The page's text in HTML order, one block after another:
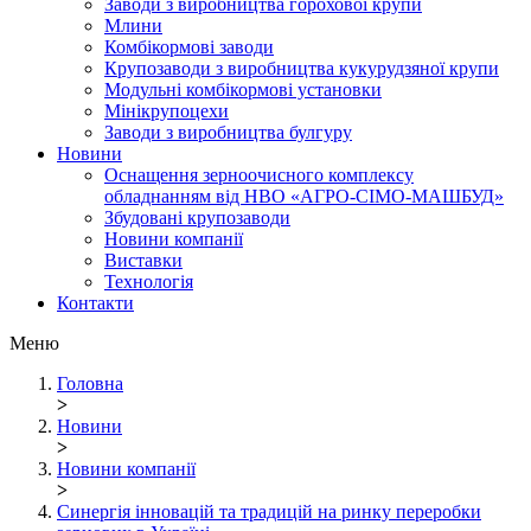
Млини
Комбікормові заводи
Крупозаводи з виробництва кукурудзяної крупи
Модульні комбікормові установки
Мінікрупоцехи
Заводи з виробництва булгуру
Новини
Оснащення зерноочисного комплексу
обладнанням від НВО «АГРО-СІМО-МАШБУД»
Збудовані крупозаводи
Новини компанії
Виставки
Технологія
Контакти
Меню
Головна
>
Новини
>
Новини компанії
>
Синергія інновацій та традицій на ринку переробки